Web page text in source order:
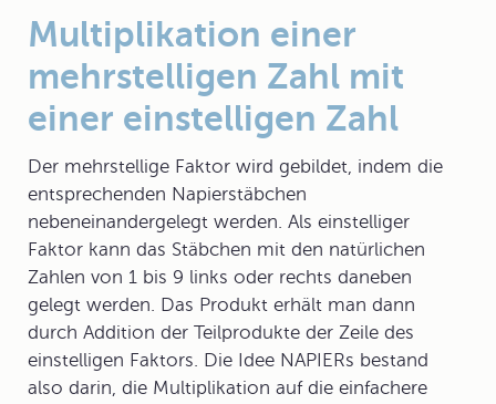
Multiplikation einer
mehrstelligen Zahl mit
einer einstelligen Zahl
Der mehrstellige Faktor wird gebildet, indem die
entsprechenden Napierstäbchen
nebeneinandergelegt werden. Als einstelliger
Faktor kann das Stäbchen mit den natürlichen
Zahlen von 1 bis 9 links oder rechts daneben
gelegt werden. Das Produkt erhält man dann
durch Addition der Teilprodukte der Zeile des
einstelligen Faktors. Die Idee NAPIERs bestand
also darin, die Multiplikation auf die einfachere